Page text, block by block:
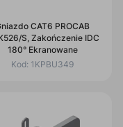
CAT6 PROCAB
S, Zakończenie IDC
180° Ekranowane
Kod: 1KPBU349